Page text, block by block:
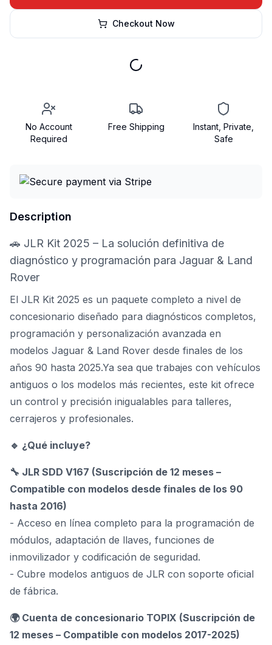
Checkout Now
No Account
Required
Free Shipping
Instant, Private,
Safe
Description
🚗 JLR Kit 2025 – La solución definitiva de
diagnóstico y programación para Jaguar & Land
Rover
El JLR Kit 2025 es un paquete completo a nivel de
concesionario diseñado para diagnósticos completos,
programación y personalización avanzada en
modelos Jaguar & Land Rover desde finales de los
años 90 hasta 2025.Ya sea que trabajes con vehículos
antiguos o los modelos más recientes, este kit ofrece
un control y precisión inigualables para talleres,
cerrajeros y profesionales.
🔹 ¿Qué incluye?
🔧 JLR SDD V167 (Suscripción de 12 meses –
Compatible con modelos desde finales de los 90
hasta 2016)
- Acceso en línea completo para la programación de
módulos, adaptación de llaves, funciones de
inmovilizador y codificación de seguridad.
- Cubre modelos antiguos de JLR con soporte oficial
de fábrica.
🌍 Cuenta de concesionario TOPIX (Suscripción de
12 meses – Compatible con modelos 2017-2025)